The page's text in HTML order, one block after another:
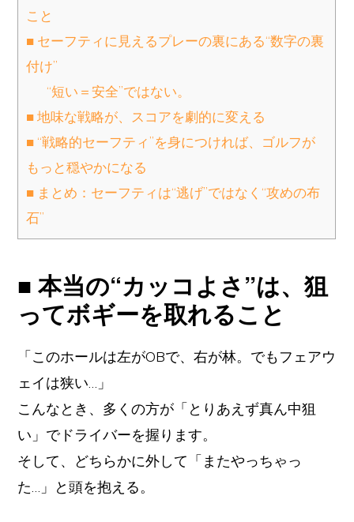
こと
■ セーフティに見えるプレーの裏にある“数字の裏
付け”
“短い＝安全”ではない。
■ 地味な戦略が、スコアを劇的に変える
■ “戦略的セーフティ”を身につければ、ゴルフが
もっと穏やかになる
■ まとめ：セーフティは“逃げ”ではなく“攻めの布
石”
■ 本当の“カッコよさ”は、狙
ってボギーを取れること
「このホールは左がOBで、右が林。でもフェアウ
ェイは狭い…」
こんなとき、多くの方が「とりあえず真ん中狙
い」でドライバーを握ります。
そして、どちらかに外して「またやっちゃっ
た…」と頭を抱える。